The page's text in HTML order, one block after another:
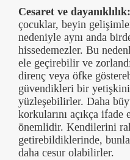
Cesaret ve dayanıklılık:
çocuklar, beyin
nedeniyle aynı anda
hissedemezler. Bu
ele geçirebilir ve
direnç veya öfke
güvendikleri bir
yüzleşebilirler. Daha
korkularını açıkça
önemlidir. Kendilerini
getirebildiklerinde,
daha cesur olabilirler.